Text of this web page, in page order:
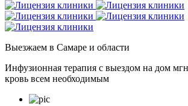
Выезжаем в Самаре и области
Инфузионная терапия с выездом на дом
кровь всем необходимым